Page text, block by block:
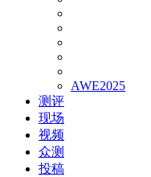
AWE2025
测评
现场
视频
众测
投稿